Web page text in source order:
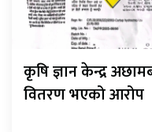
कृषि ज्ञान केन्द्र
वितरण भएको आरोप